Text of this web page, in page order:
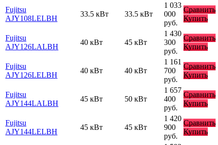
Fujitsu
AJY108LELBH
33.5 кВт 33.5 кВт
1 033
000
руб.
Сравнить
Купить
Fujitsu
AJY126LALBH
40 кВт 45 кВт
1 430
300
руб.
Сравнить
Купить
Fujitsu
AJY126LELBH
40 кВт 40 кВт
1 161
700
руб.
Сравнить
Купить
Fujitsu
AJY144LALBH
45 кВт 50 кВт
1 657
400
руб.
Сравнить
Купить
Fujitsu
AJY144LELBH
45 кВт 45 кВт
1 420
900
руб.
Сравнить
Купить